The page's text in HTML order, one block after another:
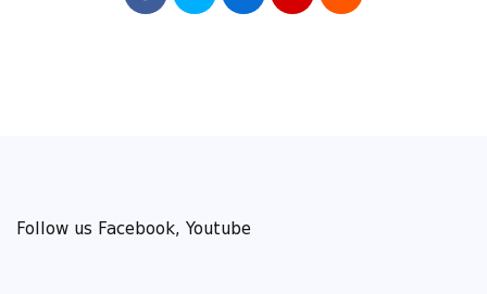
Follow us Facebook, Youtube